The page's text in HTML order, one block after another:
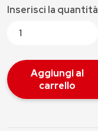
Inserisci la quantità
Aggiungi al
carrello